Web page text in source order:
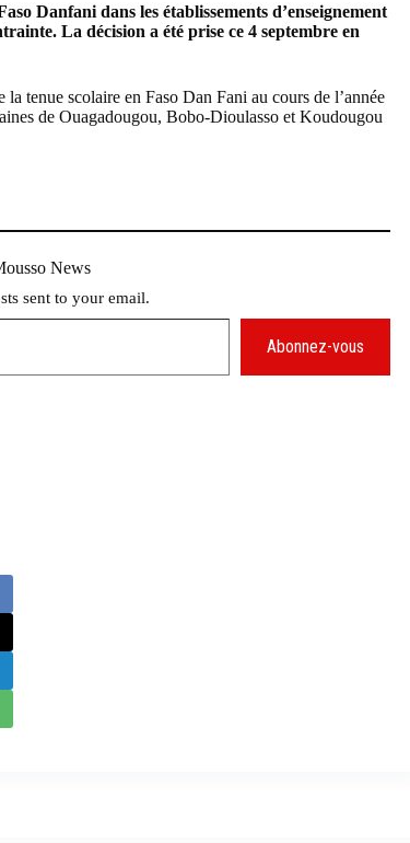
Danfani dans les établissements d’enseignement
La décision a été prise ce 4 septembre en
tenue scolaire en Faso Dan Fani au cours de l’année
de Ouagadougou, Bobo-Dioulasso et Koudougou
News
sent to your email.
Abonnez-vous